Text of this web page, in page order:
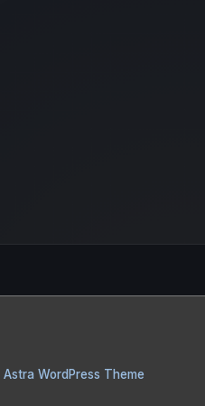
Astra WordPress Theme